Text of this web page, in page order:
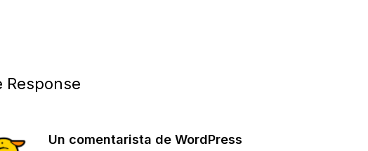
Response
Un comentarista de WordPress